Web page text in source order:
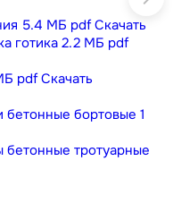
5.4 МБ pdf Скачать
готика 2.2 МБ pdf
pdf Скачать
бетонные бортовые 1
бетонные тротуарные